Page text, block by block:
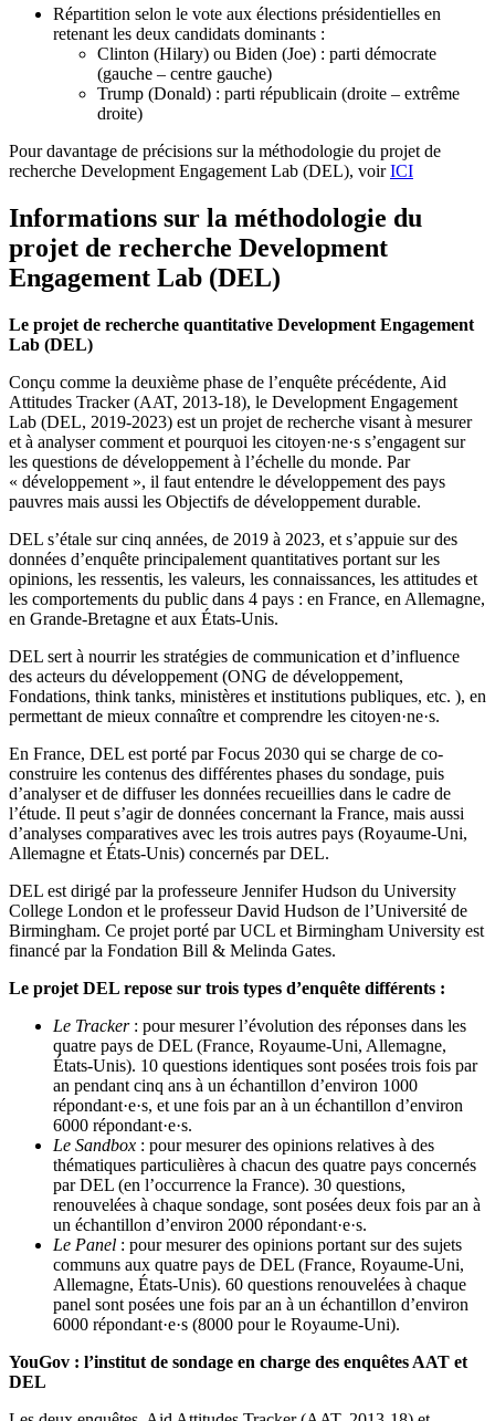
Répartition selon le vote aux élections présidentielles en
retenant les deux candidats dominants :
Clinton (Hilary) ou Biden (Joe) : parti démocrate
(gauche – centre gauche)
Trump (Donald) : parti républicain (droite – extrême
droite)
Pour davantage de précisions sur la méthodologie du projet de
recherche Development Engagement Lab (DEL), voirICI
Informations sur la méthodologie du
projet de recherche Development
Engagement Lab (DEL)
Le projet de recherche quantitative Development Engagement
Lab (DEL)
Conçu comme la deuxième phase de l’enquête précédente, Aid
Attitudes Tracker (AAT, 2013-18), le Development Engagement
Lab (DEL, 2019-2023) est un projet de recherche visant à mesurer
et à analyser comment et pourquoi les citoyen·ne·s s’engagent sur
les questions de développement à l’échelle du monde. Par
« développement », il faut entendre le développement des pays
pauvres mais aussi les Objectifs de développement durable.
DEL s’étale sur cinq années, de 2019 à 2023, et s’appuie sur des
données d’enquête principalement quantitatives portant sur les
opinions, les ressentis, les valeurs, les connaissances, les attitudes et
les comportements du public dans 4 pays : en France, en Allemagne,
en Grande-Bretagne et aux États-Unis.
DEL sert à nourrir les stratégies de communication et d’influence
des acteurs du développement (ONG de développement,
Fondations, think tanks, ministères et institutions publiques, etc. ), en
permettant de mieux connaître et comprendre les citoyen·ne·s.
En France, DEL est porté par Focus 2030 qui se charge de co-
construire les contenus des différentes phases du sondage, puis
d’analyser et de diffuser les données recueillies dans le cadre de
l’étude. Il peut s’agir de données concernant la France, mais aussi
d’analyses comparatives avec les trois autres pays (Royaume-Uni,
Allemagne et États-Unis) concernés par DEL.
DEL est dirigé par la professeure Jennifer Hudson du University
College London et le professeur David Hudson de l’Université de
Birmingham. Ce projet porté par UCL et Birmingham University est
financé par la Fondation Bill & Melinda Gates.
Le projet DEL repose sur trois types d’enquête différents :
Le Tracker: pour mesurer l’évolution des réponses dans les
quatre pays de DEL (France, Royaume-Uni, Allemagne,
États-Unis). 10 questions identiques sont posées trois fois par
an pendant cinq ans à un échantillon d’environ 1000
répondant·e·s, et une fois par an à un échantillon d’environ
6000 répondant·e·s.
Le Sandbox : pour mesurer des opinions relatives à des
thématiques particulières à chacun des quatre pays concernés
par DEL (en l’occurrence la France). 30 questions,
renouvelées à chaque sondage, sont posées deux fois par an à
un échantillon d’environ 2000 répondant·e·s.
Le Panel : pour mesurer des opinions portant sur des sujets
communs aux quatre pays de DEL (France, Royaume-Uni,
Allemagne, États-Unis). 60 questions renouvelées à chaque
panel sont posées une fois par an à un échantillon d’environ
6000 répondant·e·s (8000 pour le Royaume-Uni).
YouGov : l’institut de sondage en charge des enquêtes AAT et
DEL